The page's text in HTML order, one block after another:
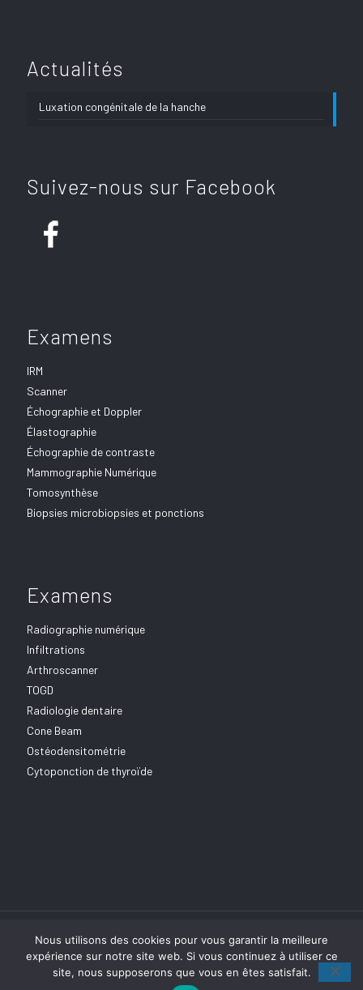
Actualités
Luxation congénitale de la hanche
Suivez-nous sur Facebook
Examens
IRM
Scanner
Échographie et Doppler
Élastographie
Échographie de contraste
Mammographie Numérique
Tomosynthèse
Biopsies microbiopsies et ponctions
Examens
Radiographie numérique
Infiltrations
Arthroscanner
TOGD
Radiologie dentaire
Cone Beam
Ostéodensitométrie
Cytoponction de thyroïde
Nous utilisons des cookies pour vous garantir la meilleure
expérience sur notre site web. Si vous continuez à utiliser ce
site, nous supposerons que vous en êtes satisfait.